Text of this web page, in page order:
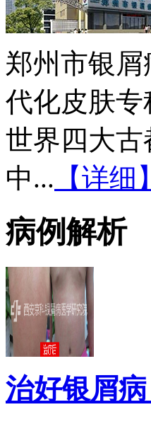
郑州市银
代化皮肤
世界四大
中... 【详细】
病例解析
治好银屑